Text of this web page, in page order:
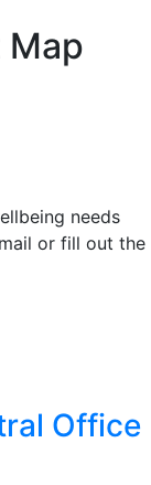
needs
or fill out the
Office